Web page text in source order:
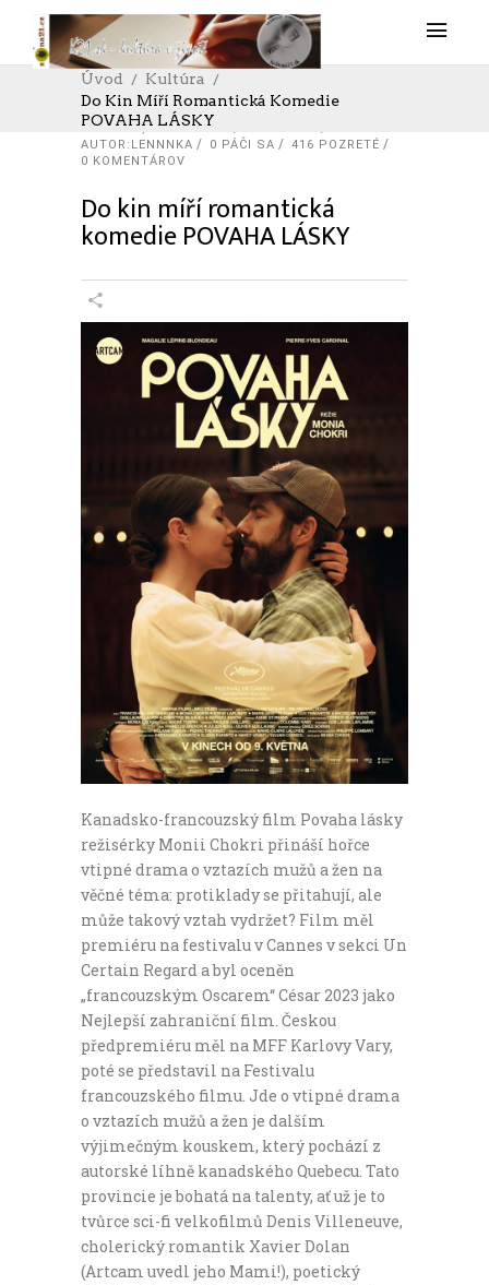
Úvod
Kultúra
Do Kin Míří Romantická Komedie
POVAHA LÁSKY
KULTÚRA,ZAHRANIČIE
AUTOR:LENNNKA
0 PÁČI SA
416 POZRETÉ
0 KOMENTÁROV
Do kin míří romantická
komedie POVAHA LÁSKY
Kanadsko-francouzský film Povaha lásky
režisérky Monii Chokri přináší hořce
vtipné drama o vztazích mužů a žen na
věčné téma: protiklady se přitahují, ale
může takový vztah vydržet? Film měl
premiéru na festivalu v Cannes v sekci Un
Certain Regard a byl oceněn
„francouzským Oscarem“ César 2023 jako
Nejlepší zahraniční film. Českou
předpremiéru měl na MFF Karlovy Vary,
poté se představil na Festivalu
francouzského filmu. Jde o vtipné drama
o vztazích mužů a žen je dalším
výjimečným kouskem, který pochází z
autorské líhně kanadského Quebecu. Tato
provincie je bohatá na talenty, ať už je to
tvůrce sci-fi velkofilmů Denis Villeneuve,
cholerický romantik Xavier Dolan
(Artcam uvedl jeho Mami!), poetický